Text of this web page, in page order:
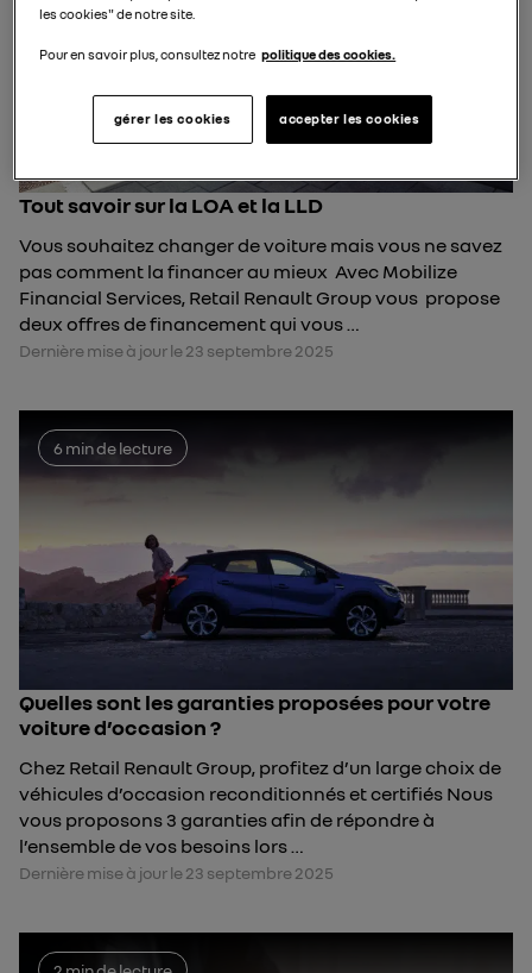
Tout savoir sur la LOA et la LLD
Vous souhaitez changer de voiture mais vous ne savez
pas comment la financer au mieux Avec Mobilize
Financial Services, Retail Renault Group vous propose
deux offres de financement qui vous …
Dernière mise à jour le 23 septembre 2025
6 min de lecture
Quelles sont les garanties proposées pour votre
voiture d’occasion ?
Chez Retail Renault Group, profitez d’un large choix de
véhicules d’occasion reconditionnés et certifiés Nous
vous proposons 3 garanties afin de répondre à
l’ensemble de vos besoins lors …
Dernière mise à jour le 23 septembre 2025
les cookies" de notre site.
Pour en savoir plus, consultez notre politique des cookies.
gérer les cookies accepter les cookies